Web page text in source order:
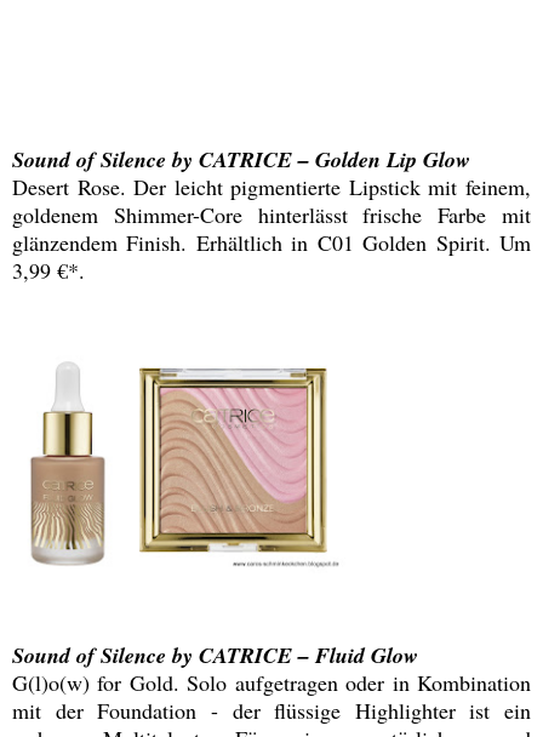
Sound of Silence by CATRICE – Golden Lip Glow
Desert Rose. Der leicht pigmentierte Lipstick mit feinem,
goldenem Shimmer-Core hinterlässt frische Farbe mit
glänzendem Finish. Erhältlich in C01 Golden Spirit. Um
3,99 €*.
Sound of Silence by CATRICE – Fluid Glow
G(l)o(w) for Gold. Solo aufgetragen oder in Kombination
mit der Foundation - der flüssige Highlighter ist ein